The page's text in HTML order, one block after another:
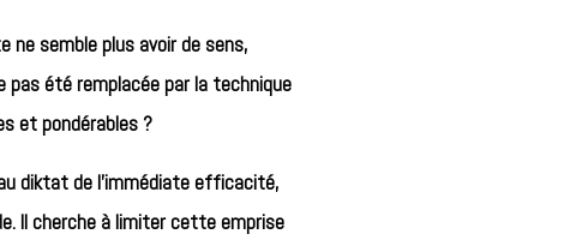
ne semble plus avoir de sens,
pas été remplacée par la technique
et pondérables ?
diktat de l’immédiate efficacité,
Il cherche à limiter cette emprise